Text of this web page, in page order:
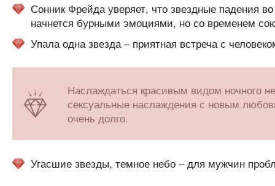
Сонник Фрейда уверяет, что звездные падения
начнется бурными эмоциями, но со временем
Упала одна звезда – приятная встреча с
Наслаждаться красивым видом ночного
сексуальные наслаждения с новым
очень долго.
Угасшие звезды, темное небо – для мужчин